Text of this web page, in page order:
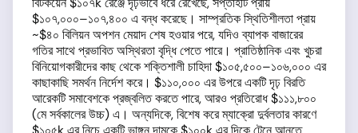
$১০৭,০০০–১০৭,৪০০ এ বন্ধ করেছে। সাম্প্রতিক স্থিতিশীলতা প্রায়
~$৪০ বিলিয়ন অপশন মেয়াদ শেষ হওয়ার পরে, যদিও ব্যাপক বাজারের
গতির সাথে প্রভাবিত অস্থিরতা বৃদ্ধি পেতে পারে। প্রাতিষ্ঠানিক এবং খুচরা
বিনিয়োগকারীদের কাছ থেকে শক্তিশালী চাহিদা $১০৫,৫০০–১০৬,০০০ এর
কাছাকাছি সমর্থন নির্দেশ করে। $১১০,০০০ এর উপরে একটি দৃঢ় বিরতি
আরেকটি সমাবেশকে প্রজ্বলিত করতে পারে, আরও প্রতিরোধ $১১১,৮০০
(মে সর্বকালের উচ্চ) এ। অন্যদিকে, বিশেষ করে ম্যাক্রো দুর্বলতার কারণে